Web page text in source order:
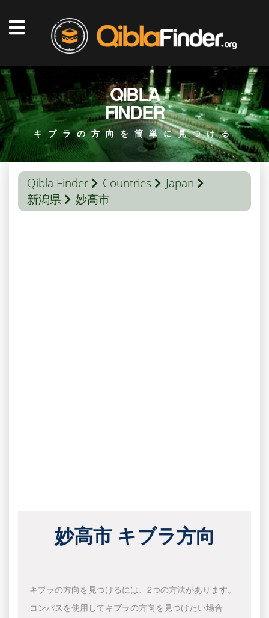
QIBLA
FINDER
キブラの方向を簡単に見つける
Qibla Finder Countries
Japan
新潟県
妙高市
妙高市 キブラ方向
キブラの方向を見つけるには、2つの方法があります。
コンパスを使用してキブラの方向を見つけたい場合